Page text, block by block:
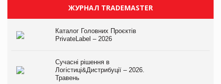
ЖУРНАЛ TRADEMASTER
Каталог Головних Проєктів
PrivateLabel – 2026
Сучасні рішення в
Логістиці&Дистрибуції – 2026.
Травень